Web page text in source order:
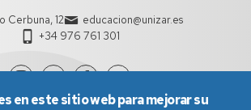
Cerbuna, 12
educacion@unizar.es
+34 976 761 301
en este sitio web para mejorar su